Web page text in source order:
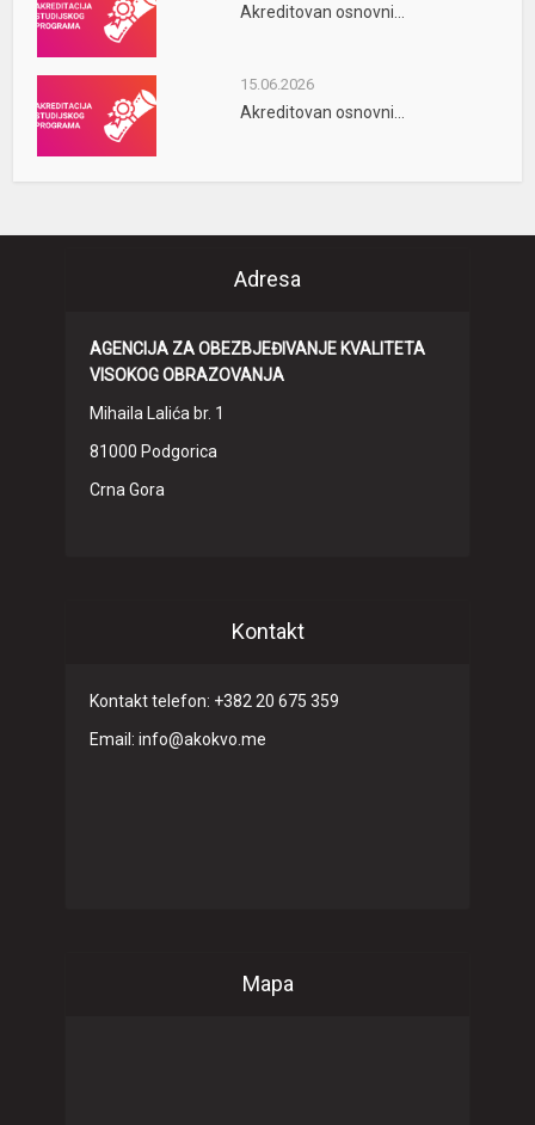
Akreditovan osnovni...
15.06.2026
Akreditovan osnovni...
Adresa
AGENCIJA ZA OBEZBJEĐIVANJE KVALITETA
VISOKOG OBRAZOVANJA
Mihaila Lalića br. 1
81000 Podgorica
Crna Gora
Kontakt
Kontakt telefon: +382 20 675 359
Email: info@akokvo.me
Mapa